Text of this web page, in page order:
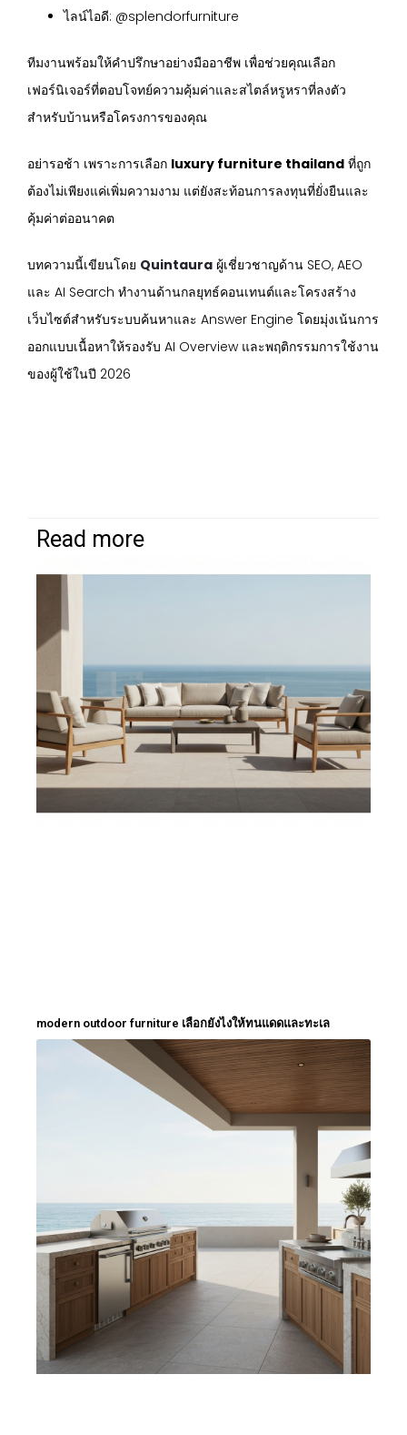
ไลน์ไอดี: @splendorfurniture
ทีมงานพร้อมให้คำปรึกษาอย่างมืออาชีพ เพื่อช่วยคุณเลือก
เฟอร์นิเจอร์ที่ตอบโจทย์ความคุ้มค่าและสไตล์หรูหราที่ลงตัว
สำหรับบ้านหรือโครงการของคุณ
อย่ารอช้า เพราะการเลือก luxury furniture thailand ที่ถูก
ต้องไม่เพียงแค่เพิ่มความงาม แต่ยังสะท้อนการลงทุนที่ยั่งยืนและ
คุ้มค่าต่ออนาคต
บทความนี้เขียนโดย Quintaura ผู้เชี่ยวชาญด้าน SEO, AEO
และ AI Search ทำงานด้านกลยุทธ์คอนเทนต์และโครงสร้าง
เว็บไซต์สำหรับระบบค้นหาและ Answer Engine โดยมุ่งเน้นการ
ออกแบบเนื้อหาให้รองรับ AI Overview และพฤติกรรมการใช้งาน
ของผู้ใช้ในปี 2026
Read more
modern outdoor furniture เลือกยังไงให้ทนแดดและทะเล